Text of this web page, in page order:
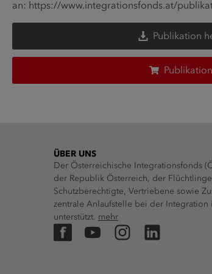
an: https://www.integrationsfonds.at/
Publikation
ÜBER UNS
Der Österreichische Integrationsfonds
der Republik Österreich, der
Schutzberechtigte, Vertriebene sowie
zentrale Anlaufstelle bei der Integration
unterstützt. mehr
FacebookYouTubeInstagramLinkedIn